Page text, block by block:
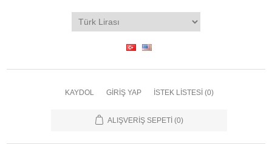
KAYDOL GIRIŞ YAP İSTEK LISTESI (0)
ALIŞVERIŞ SEPETI (0)